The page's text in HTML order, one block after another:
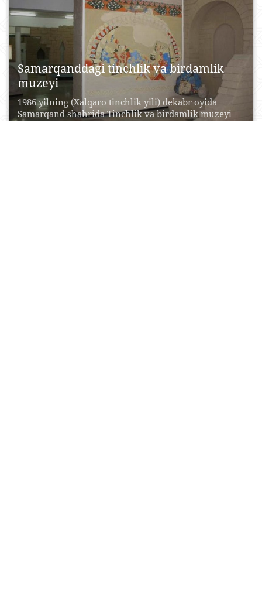
Samarqanddagi tinchlik va birdamlik
muzeyi
1986 yilning (Xalqaro tinchlik yili) dekabr oyida
Samarqand shahrida Tinchlik va birdamlik muzeyi